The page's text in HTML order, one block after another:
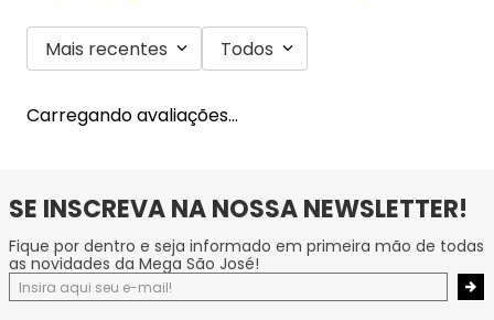
Mais recentes Todos
Carregando avaliações…
SE INSCREVA NA NOSSA NEWSLETTER!
Fique por dentro e seja informado em primeira mão de todas
as novidades da Mega São José!